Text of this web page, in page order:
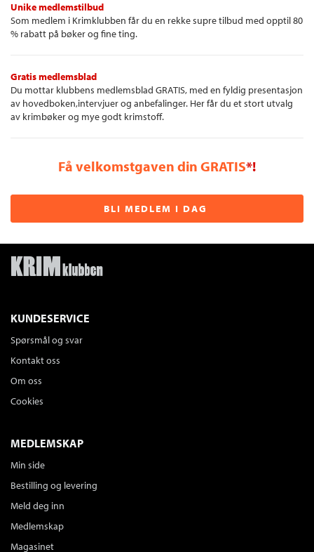
Unike medlemstilbud
Som medlem i Krimklubben får du en rekke supre tilbud med opptil 80
% rabatt på bøker og fine ting.
Gratis medlemsblad
Du mottar klubbens medlemsblad GRATIS, med en fyldig presentasjon
av hovedboken,intervjuer og anbefalinger. Her får du et stort utvalg
av krimbøker og mye godt krimstoff.
Få velkomstgaven din GRATIS*!
BLI MEDLEM I DAG
KUNDESERVICE
Spørsmål og svar
Kontakt oss
Om oss
Cookies
MEDLEMSKAP
Min side
Bestilling og levering
Meld deg inn
Medlemskap
Magasinet